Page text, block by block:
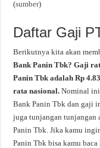
(sumber)
Daftar Gaji
Berikutnya kita akan
Bank Panin Tbk? Gaji
Panin Tbk adalah Rp
rata nasional.Nominal ini
Bank Panin Tbk dan gaji
juga tunjangan tunjangan
Panin Tbk. Jika kamu
Panin Tbk bisa kamu